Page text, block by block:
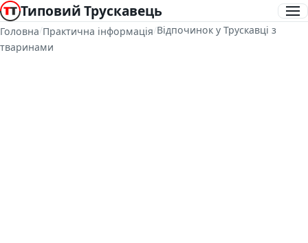
Типовий Трускавець
Головна/Практична інформація/Відпочинок у Трускавці з
тваринами